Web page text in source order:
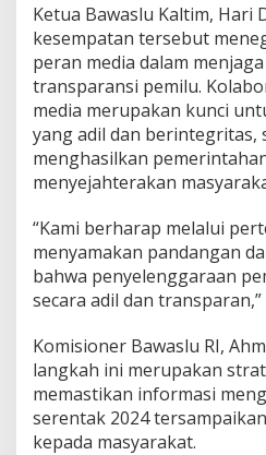
Ketua Bawaslu Kaltim, Hari
kesempatan tersebut
peran media dalam
transparansi pemilu.
media merupakan kunci
yang adil dan berintegritas,
menghasilkan
menyejahterakan
“Kami berharap melalui
menyamakan pandangan
bahwa penyelenggaraan
secara adil dan
Komisioner Bawaslu RI,
langkah ini merupakan
memastikan informasi
serentak 2024
kepada masyarakat.